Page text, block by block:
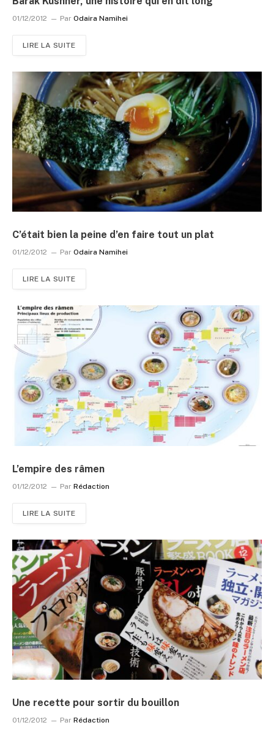
01/12/2012 Par Odaira Namihei
LIRE LA SUITE
C’était bien la peine d’en faire tout un plat
01/12/2012 Par Odaira Namihei
LIRE LA SUITE
L’empire des râmen
01/12/2012 Par Rédaction
LIRE LA SUITE
Une recette pour sortir du bouillon
01/12/2012 Par Rédaction